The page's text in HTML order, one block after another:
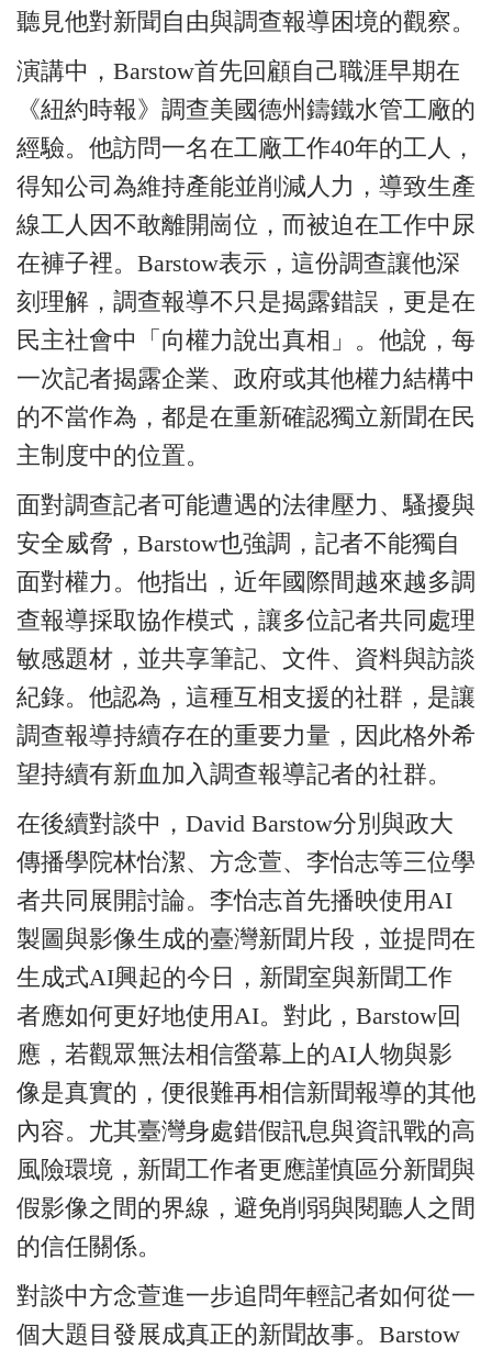
聽見他對新聞自由與調查報導困境的觀察。
演講中，Barstow首先回顧自己職涯早期在
《紐約時報》調查美國德州鑄鐵水管工廠的
經驗。他訪問一名在工廠工作40年的工人，
得知公司為維持產能並削減人力，導致生產
線工人因不敢離開崗位，而被迫在工作中尿
在褲子裡。Barstow表示，這份調查讓他深
刻理解，調查報導不只是揭露錯誤，更是在
民主社會中「向權力說出真相」。他說，每
一次記者揭露企業、政府或其他權力結構中
的不當作為，都是在重新確認獨立新聞在民
主制度中的位置。
面對調查記者可能遭遇的法律壓力、騷擾與
安全威脅，Barstow也強調，記者不能獨自
面對權力。他指出，近年國際間越來越多調
查報導採取協作模式，讓多位記者共同處理
敏感題材，並共享筆記、文件、資料與訪談
紀錄。他認為，這種互相支援的社群，是讓
調查報導持續存在的重要力量，因此格外希
望持續有新血加入調查報導記者的社群。
在後續對談中，David Barstow分別與政大
傳播學院林怡潔、方念萱、李怡志等三位學
者共同展開討論。李怡志首先播映使用AI
製圖與影像生成的臺灣新聞片段，並提問在
生成式AI興起的今日，新聞室與新聞工作
者應如何更好地使用AI。對此，Barstow回
應，若觀眾無法相信螢幕上的AI人物與影
像是真實的，便很難再相信新聞報導的其他
內容。尤其臺灣身處錯假訊息與資訊戰的高
風險環境，新聞工作者更應謹慎區分新聞與
假影像之間的界線，避免削弱與閱聽人之間
的信任關係。
對談中方念萱進一步追問年輕記者如何從一
個大題目發展成真正的新聞故事。Barstow